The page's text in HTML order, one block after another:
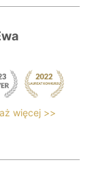
więcej >>